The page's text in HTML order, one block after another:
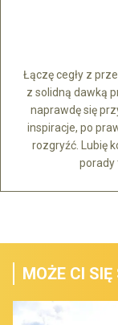
Łączę cegły z
z solidną dawką
naprawdę się
inspiracje, po
rozgryźć. Lubię
porady
MOŻE CI